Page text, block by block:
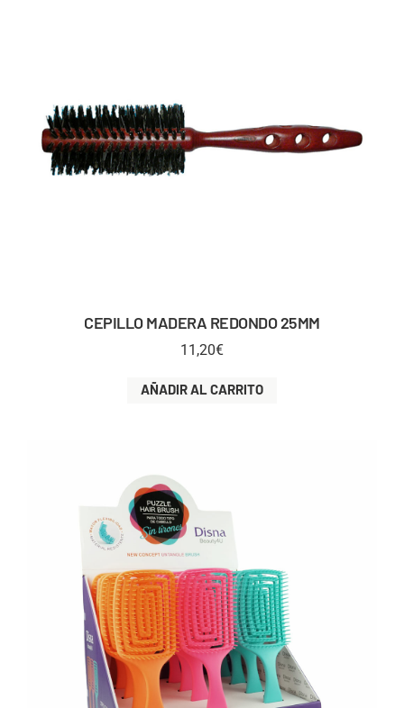
CEPILLO MADERA REDONDO 25MM
11,20€
AÑADIR AL CARRITO